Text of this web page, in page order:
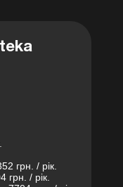
грн. / рік.
грн. / рік.